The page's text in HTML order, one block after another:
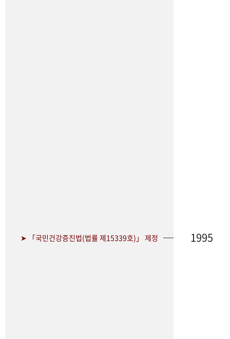
➤ 「국민건강증진법(법률 제15339호)」 제정 1995